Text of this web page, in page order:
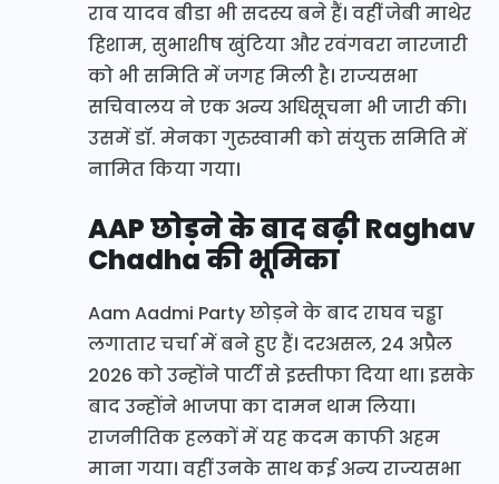
राव यादव बीडा भी सदस्य बने हैं। वहीं जेबी माथेर
हिशाम, सुभाशीष खुंटिया और रवंगवरा नारजारी
को भी समिति में जगह मिली है। राज्यसभा
सचिवालय ने एक अन्य अधिसूचना भी जारी की।
उसमें डॉ. मेनका गुरुस्वामी को संयुक्त समिति में
नामित किया गया।
AAP छोड़ने के बाद बढ़ी Raghav
Chadha की भूमिका
Aam Aadmi Party छोड़ने के बाद राघव चड्ढा
लगातार चर्चा में बने हुए हैं। दरअसल, 24 अप्रैल
2026 को उन्होंने पार्टी से इस्तीफा दिया था। इसके
बाद उन्होंने भाजपा का दामन थाम लिया।
राजनीतिक हलकों में यह कदम काफी अहम
माना गया। वहीं उनके साथ कई अन्य राज्यसभा